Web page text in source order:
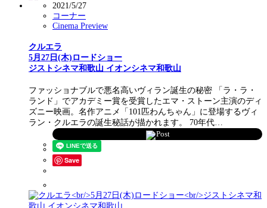
2021/5/27
コーナー
Cinema Preview
クルエラ
5月27日(木)ロードショー
ジストシネマ和歌山 イオンシネマ和歌山
ファッショナブルで悪名高いヴィラン誕生の秘密 「ラ・ラ・
ランド」でアカデミー賞を受賞したエマ・ストーン主演のディ
ズニー映画。名作アニメ「101匹わんちゃん」に登場するヴィ
ラン・クルエラの誕生秘話が描かれます。 70年代…
Post
Save